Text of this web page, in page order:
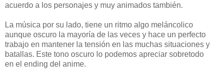
acuerdo a los personajes y muy animados también.
La música por su lado, tiene un ritmo algo meláncolico
aunque oscuro la mayoría de las veces y hace un perfecto
trabajo en mantener la tensión en las muchas situaciones y
batallas. Este tono oscuro lo podemos apreciar sobretodo
en el ending del anime.